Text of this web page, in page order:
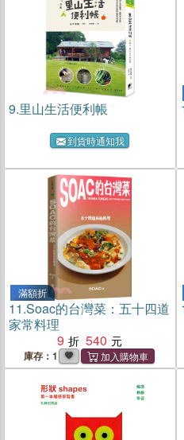
9.里山生活便利帳
到貨時通知我
滿額折
11.Soac的台灣菜：五十四道
家常料理
9
540
庫存：1